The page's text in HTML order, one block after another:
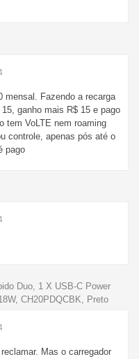
mensal. Fazendo a recarga
ganho mais R$ 15 e pago
tem VoLTE nem roaming
controle, apenas pós até o
pago
Duo, 1 X USB-C Power
CH20PDQCBK, Preto
Mas o carregador